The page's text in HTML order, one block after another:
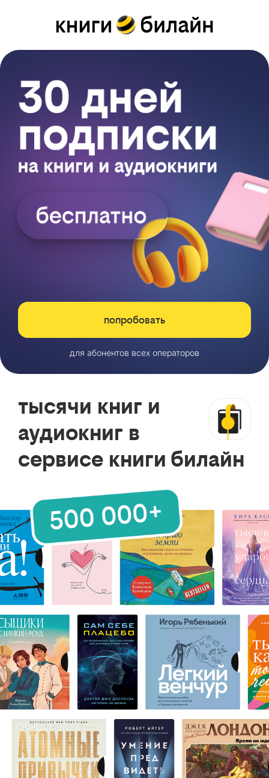
попробовать
для абонентов всех операторов
тысячи книг и
аудиокниг в
сервисе книги билайн